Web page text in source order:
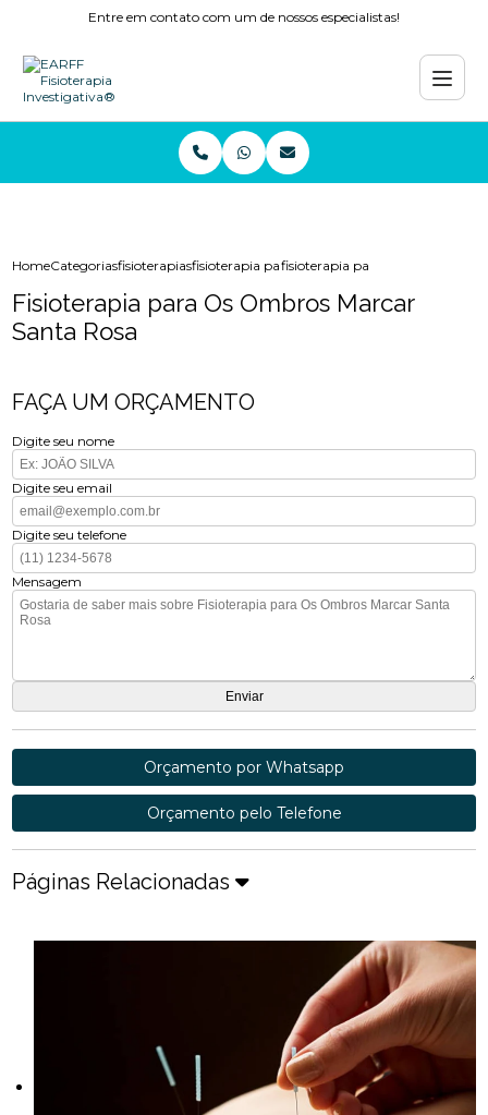
Entre em contato com um de nossos especialistas!
HomeCategoriasfisioterapiasfisioterapia para os ombros copacabana
fisioterapia para os ombros
Fisioterapia para Os Ombros Marcar
Santa Rosa
FAÇA UM ORÇAMENTO
Digite seu nome
Digite seu email
Digite seu telefone
Mensagem
Orçamento por Whatsapp
Orçamento pelo Telefone
Páginas Relacionadas